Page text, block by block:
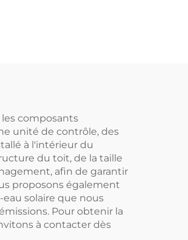
chaleur
composants
unité de contrôle, des
à l'intérieur du
du toit, de la taille
afin de garantir
proposons également
solaire que nous
Pour obtenir la
à contacter dès